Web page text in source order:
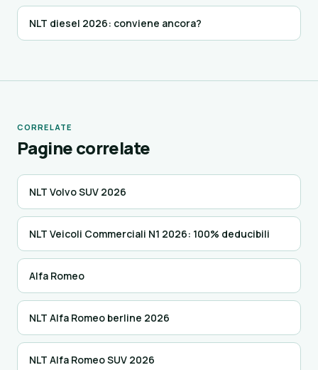
NLT diesel 2026: conviene ancora?
CORRELATE
Pagine correlate
NLT Volvo SUV 2026
NLT Veicoli Commerciali N1 2026: 100% deducibili
Alfa Romeo
NLT Alfa Romeo berline 2026
NLT Alfa Romeo SUV 2026